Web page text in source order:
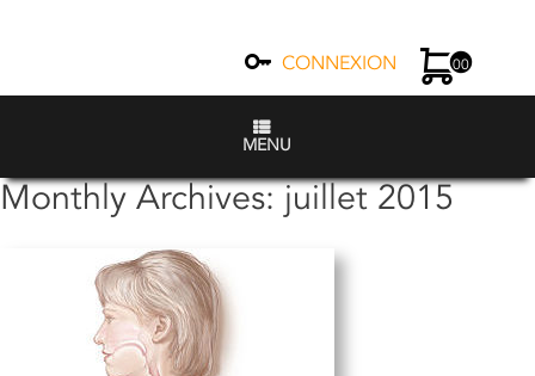
CONNEXION 00
MENU
Monthly Archives:juillet 2015